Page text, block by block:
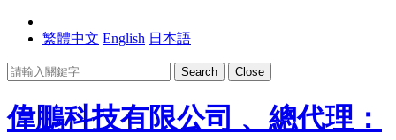
繁體中文 English 日本語
Search Close
偉鵬科技有限公司 、總代理：